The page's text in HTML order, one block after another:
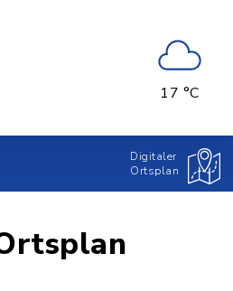
17 °C
Digitaler
Ortsplan